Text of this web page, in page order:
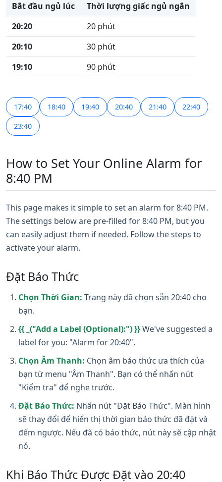
Bắt đầu ngủ lúc
Thời lượng giấc ngủ ngắn
20:20
20 phút
20:10
30 phút
19:10
90 phút
17:40 18:40 19:40 20:40 21:40 22:40
23:40
How to Set Your Online Alarm for
8:40 PM
This page makes it simple to set an alarm for 8:40 PM.
The settings below are pre-filled for 8:40 PM, but you
can easily adjust them if needed. Follow the steps to
activate your alarm.
Đặt Báo Thức
Chọn Thời Gian: Trang này đã chọn sẵn 20:40 cho
bạn.
{{ _("Add a Label (Optional):") }}We've suggested a
label for you: "Alarm for 20:40".
Chọn Âm Thanh: Chọn âm báo thức ưa thích của
bạn từ menu "Âm Thanh". Bạn có thể nhấn nút
"Kiểm tra" để nghe trước.
Đặt Báo Thức: Nhấn nút "Đặt Báo Thức". Màn hình
sẽ thay đổi để hiển thị thời gian báo thức đã đặt và
đếm ngược. Nếu đã có báo thức, nút này sẽ cập nhật
nó.
Khi Báo Thức Được Đặt vào 20:40